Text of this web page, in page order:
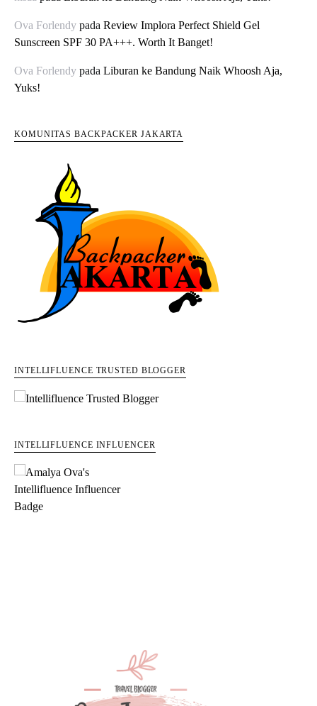
Ova Forlendy pada Review Implora Perfect Shield Gel
Sunscreen SPF 30 PA+++. Worth It Banget!
Ova Forlendy pada Liburan ke Bandung Naik Whoosh Aja,
Yuks!
KOMUNITAS BACKPACKER JAKARTA
INTELLIFLUENCE TRUSTED BLOGGER
INTELLIFLUENCE INFLUENCER